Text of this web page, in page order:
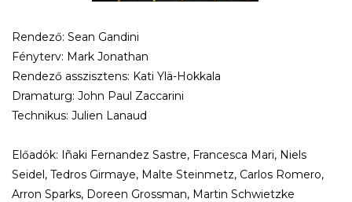
Rendező: Sean Gandini
Fényterv: Mark Jonathan
Rendező asszisztens: Kati Ylä-Hokkala
Dramaturg: John Paul Zaccarini
Technikus: Julien Lanaud
Előadók: Iñaki Fernandez Sastre, Francesca Mari, Niels
Seidel, Tedros Girmaye, Malte Steinmetz, Carlos Romero,
Arron Sparks, Doreen Grossman, Martin Schwietzke